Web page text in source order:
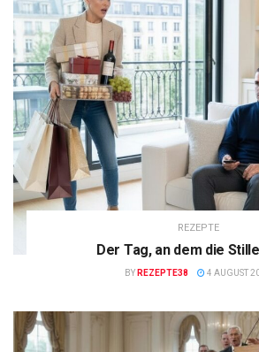
REZEPTE
Der Tag, an dem die
BY REZEPTE38 4 AUGUST